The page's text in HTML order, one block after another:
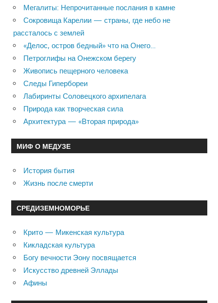
Мегалиты: Непрочитанные послания в камне
Сокровища Карелии — страны, где небо не
рассталось с землей
«Делос, остров бедный» что на Онего…
Петроглифы на Онежском берегу
Живопись пещерного человека
Следы Гипербореи
Лабиринты Соловецкого архипелага
Природа как творческая сила
Архитектура — «Вторая природа»
МИФ О МЕДУЗЕ
История бытия
Жизнь после смерти
СРЕДИЗЕМНОМОРЬЕ
Крито — Микенская культура
Кикладская культура
Богу вечности Эону посвящается
Искусство древней Эллады
Афины